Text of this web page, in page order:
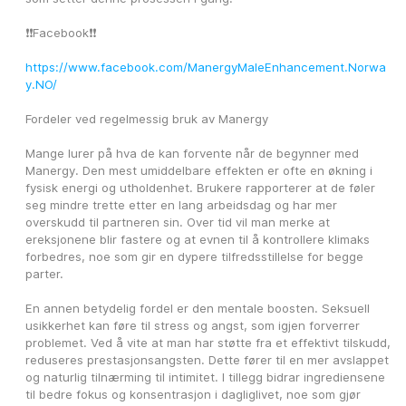
❗❗Facebook❗❗
https://www.facebook.com/ManergyMaleEnhancement.Norwa
y.NO/
Fordeler ved regelmessig bruk av Manergy
Mange lurer på hva de kan forvente når de begynner med
Manergy. Den mest umiddelbare effekten er ofte en økning i
fysisk energi og utholdenhet. Brukere rapporterer at de føler
seg mindre trette etter en lang arbeidsdag og har mer
overskudd til partneren sin. Over tid vil man merke at
ereksjonene blir fastere og at evnen til å kontrollere klimaks
forbedres, noe som gir en dypere tilfredsstillelse for begge
parter.
En annen betydelig fordel er den mentale boosten. Seksuell
usikkerhet kan føre til stress og angst, som igjen forverrer
problemet. Ved å vite at man har støtte fra et effektivt tilskudd,
reduseres prestasjonsangsten. Dette fører til en mer avslappet
og naturlig tilnærming til intimitet. I tillegg bidrar ingrediensene
til bedre fokus og konsentrasjon i dagliglivet, noe som gjør